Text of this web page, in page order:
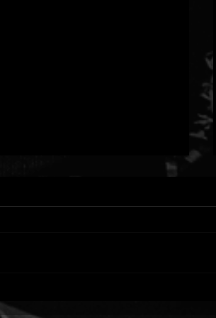
【RHYMESTER × MIGHTY